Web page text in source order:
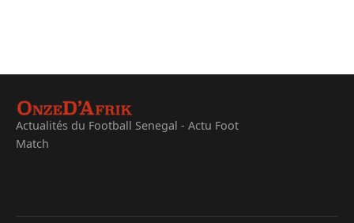
Actualités du Football Senegal - Actu Foot
Match